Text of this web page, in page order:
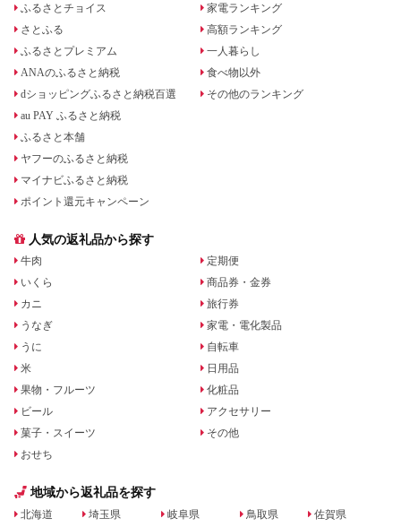
ふるさとチョイス
さとふる
ふるさとプレミアム
ANAのふるさと納税
dショッピングふるさと納税百選
au PAY ふるさと納税
ふるさと本舗
ヤフーのふるさと納税
マイナビふるさと納税
ポイント還元キャンペーン
家電ランキング
高額ランキング
一人暮らし
食べ物以外
その他のランキング
人気の返礼品から探す
牛肉
いくら
カニ
うなぎ
うに
米
果物・フルーツ
ビール
菓子・スイーツ
おせち
定期便
商品券・金券
旅行券
家電・電化製品
自転車
日用品
化粧品
アクセサリー
その他
地域から返礼品を探す
北海道 埼玉県 岐阜県 鳥取県 佐賀県